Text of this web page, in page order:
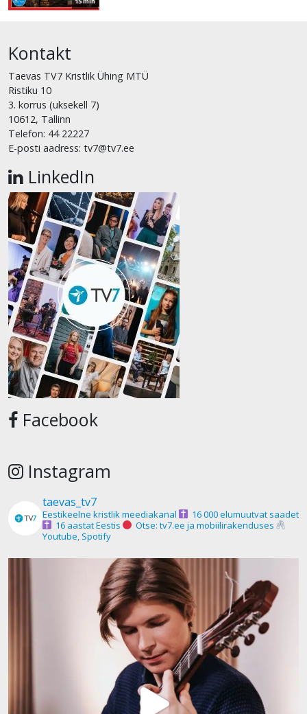
Kontakt
Taevas TV7 Kristlik Ühing MTÜ
Ristiku 10
3. korrus (uksekell 7)
10612, Tallinn
Telefon: 44 22227
E-posti aadress: tv7@tv7.ee
LinkedIn
Facebook
Instagram
taevas_tv7
Eestikeelne kristlik meediakanal
16 000 elumuutvat saadet
16 aastat Eestis
Otse: tv7.ee ja mobiilirakenduses
Youtube, Spotify